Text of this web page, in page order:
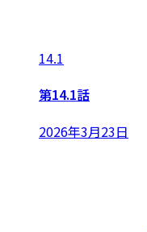
14.1
第14.1話
2026年3月23日